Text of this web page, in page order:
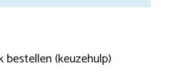
bestellen (keuzehulp)